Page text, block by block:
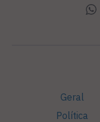
Geral
Política